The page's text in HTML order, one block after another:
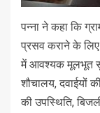
पन्ना ने कहा कि
प्रसव कराने के लिए
में आवश्यक मूलभूत
शौचालय, दवाईयों
की उपस्थिति,